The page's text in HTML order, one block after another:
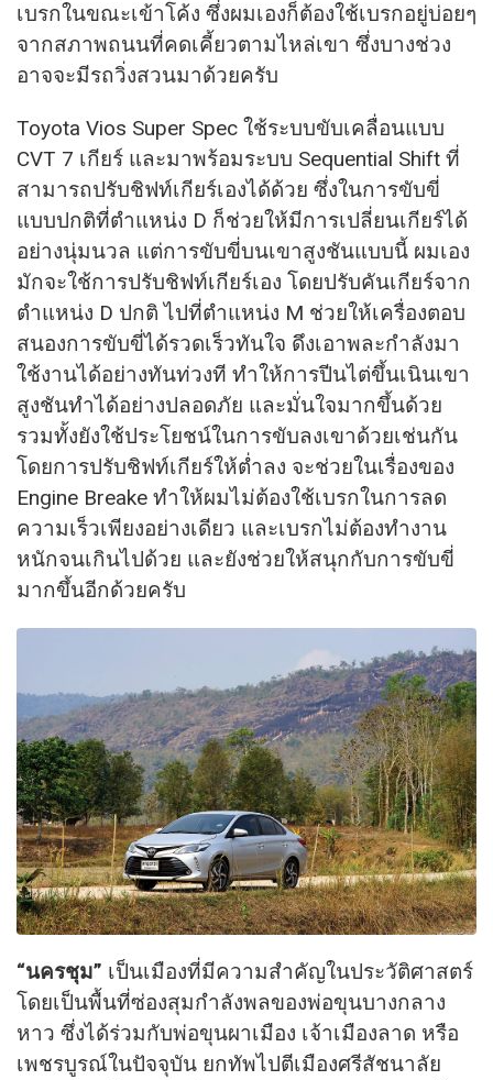
เบรกในขณะเข้าโค้ง ซึ่งผมเองก็ต้องใช้เบรกอยู่บ่อยๆ
จากสภาพถนนที่คดเคี้ยวตามไหล่เขา ซึ่งบางช่วง
อาจจะมีรถวิ่งสวนมาด้วยครับ
Toyota Vios Super Spec ใช้ระบบขับเคลื่อนแบบ
CVT 7 เกียร์ และมาพร้อมระบบ Sequential Shift ที่
สามารถปรับชิฟท์เกียร์เองได้ด้วย ซึ่งในการขับขี่
แบบปกติที่ตำแหน่ง D ก็ช่วยให้มีการเปลี่ยนเกียร์ได้
อย่างนุ่มนวล แต่การขับขี่บนเขาสูงชันแบบนี้ ผมเอง
มักจะใช้การปรับชิฟท์เกียร์เอง โดยปรับคันเกียร์จาก
ตำแหน่ง D ปกติ ไปที่ตำแหน่ง M ช่วยให้เครื่องตอบ
สนองการขับขี่ได้รวดเร็วทันใจ ดึงเอาพละกำลังมา
ใช้งานได้อย่างทันท่วงที ทำให้การปีนไต่ขึ้นเนินเขา
สูงชันทำได้อย่างปลอดภัย และมั่นใจมากขึ้นด้วย
รวมทั้งยังใช้ประโยชน์ในการขับลงเขาด้วยเช่นกัน
โดยการปรับชิฟท์เกียร์ให้ตํ่าลง จะช่วยในเรื่องของ
Engine Breake ทำให้ผมไม่ต้องใช้เบรกในการลด
ความเร็วเพียงอย่างเดียว และเบรกไม่ต้องทำงาน
หนักจนเกินไปด้วย และยังช่วยให้สนุกกับการขับขี่
มากขึ้นอีกด้วยครับ
“นครชุม” เป็นเมืองที่มีความสำคัญในประวัติศาสตร์
โดยเป็นพื้นที่ซ่องสุมกำลังพลของพ่อขุนบางกลาง
หาว ซึ่งได้ร่วมกับพ่อขุนผาเมือง เจ้าเมืองลาด หรือ
เพชรบูรณ์ในปัจจุบัน ยกทัพไปตีเมืองศรีสัชนาลัย